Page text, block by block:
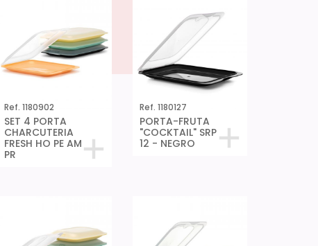
Ref. 1180902
SET 4 PORTA
CHARCUTERIA
FRESH HO PE AM
PR
Ref. 1180127
PORTA-FRUTA
"COCKTAIL" SRP
12 - NEGRO